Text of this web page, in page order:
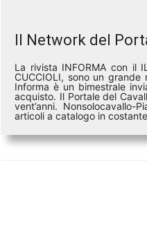
Il Network del
La rivista INFORMA con il
CUCCIOLI, sono un
Informa è un bimestrale
acquisto. Il Portale del
vent’anni.
articoli a catalogo in